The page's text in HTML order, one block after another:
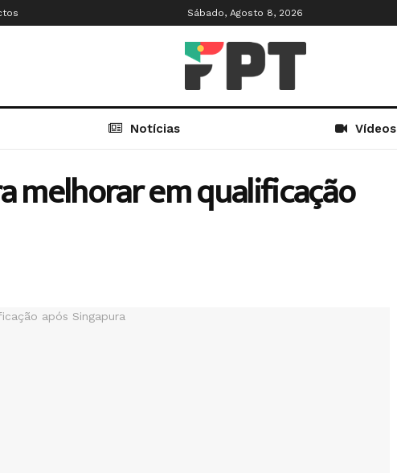
Sábado, Agosto 8, 2026
Notícias Vídeos
melhorar em qualificação